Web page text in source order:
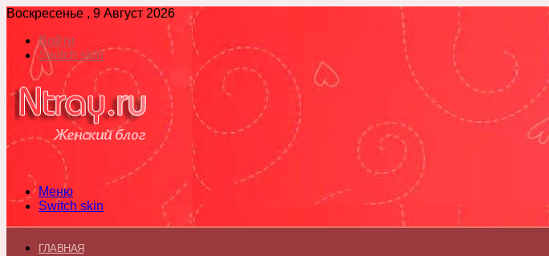
Воскресенье , 9 Август 2026
Войти
Switch skin
Меню
Switch skin
ГЛАВНАЯ